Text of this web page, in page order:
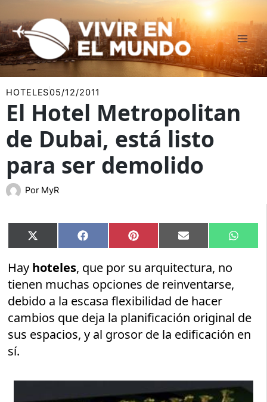
al
contenido
HOTELES05/12/2011
El Hotel Metropolitan
de Dubai, está listo
para ser demolido
Por MyR
Compartir
en
X
(Twitter)
Compartir
en
Facebook Compartir
en
Pinterest Compartir
en
Email
en
Hay hoteles, que por su arquitectura, no
tienen muchas opciones de reinventarse,
debido a la escasa flexibilidad de hacer
cambios que deja la planificación original de
sus espacios, y al grosor de la edificación en
sí.